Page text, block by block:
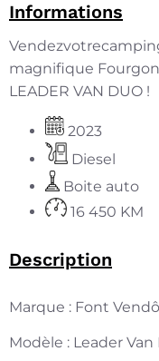
Informations
magnifique
LEADER VAN DUO !
2023
Diesel
Boite auto
16 450 KM
Description
Marque : Font
Modèle : Leader Van